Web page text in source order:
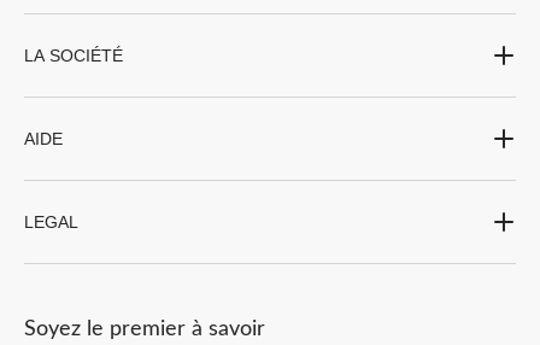
LA SOCIÉTÉ
AIDE
LEGAL
Soyez le premier à savoir